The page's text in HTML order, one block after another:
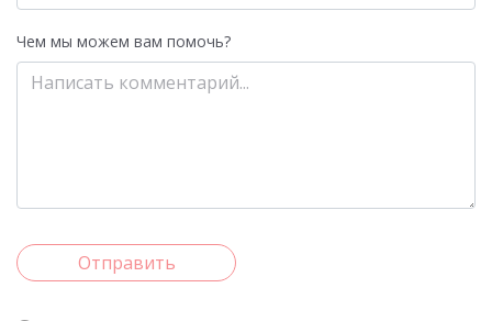
Чем мы можем вам помочь?
Отправить